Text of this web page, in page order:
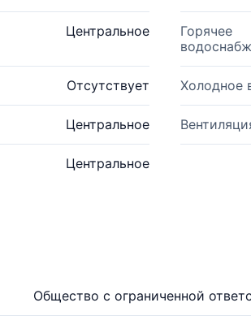
Центральное
Горячее
Отсутствует Холодное
Центральное
Центральное
Общество с ограниченной